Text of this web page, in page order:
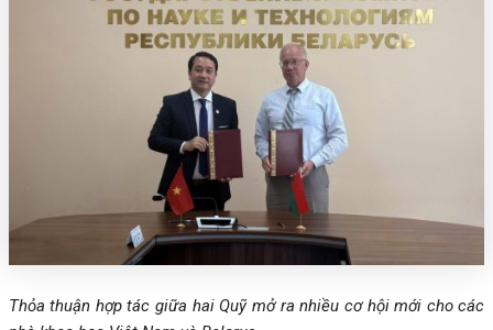
Thỏa thuận hợp tác giữa hai Quỹ mở ra nhiều cơ hội mới cho các